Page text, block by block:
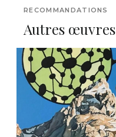
RECOMMANDATIONS
Autres œuvres